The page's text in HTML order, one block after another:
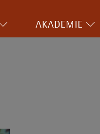
AKADEMIE